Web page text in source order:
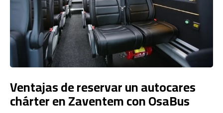
Ventajas de reservar un autocares
chárter en Zaventem con OsaBus